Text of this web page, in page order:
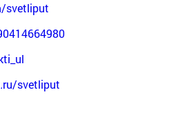
svetliput
svetliput